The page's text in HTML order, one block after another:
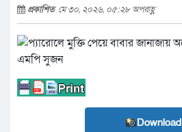
প্রকাশিত মে ৩০, ২০২৬, ০৫:২৮ অপরাহ্ণ
Download